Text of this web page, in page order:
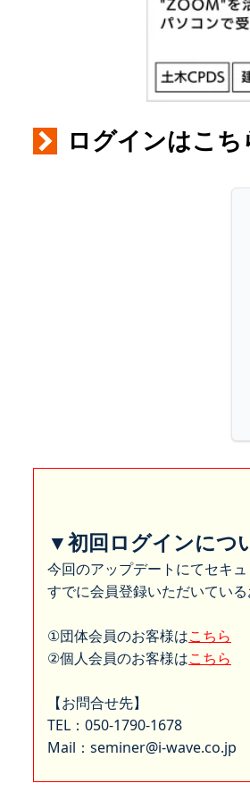
ログインはこち
▼初回ログインにつ
今回のアップデートにてセキ
すでに会員登録いただいてい
①団体会員のお客様はこちら
②個人会員のお客様はこちら
【お問合せ先】
TEL：050-1790-1678
Mail：seminer@i-wave.co.jp